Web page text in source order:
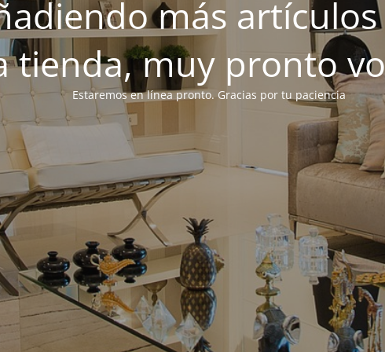
más
tienda, muy pronto
Estaremos en línea pronto. Gracias por tu paciencia